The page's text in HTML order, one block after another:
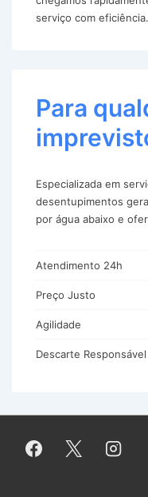
serviço com eficiência.
Para
Especializada em
desentupimentos
por água abaixo e
Atendimento 24h
Preço Justo
Agilidade
Descarte Responsável